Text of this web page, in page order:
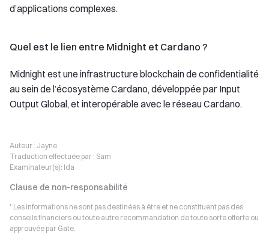
d’applications complexes.
Quel est le lien entre Midnight et Cardano ?
Midnight est une infrastructure blockchain de confidentialité
au sein de l’écosystème Cardano, développée par Input
Output Global, et interopérable avec le réseau Cardano.
Auteur : Jayne
Traduction effectuée par : Sam
Examinateur(s): Ida
Clause de non-responsabilité
* Les informations ne sont pas destinées à être et ne constituent pas des
conseils financiers ou toute autre recommandation de toute sorte offerte ou
approuvée par Gate.